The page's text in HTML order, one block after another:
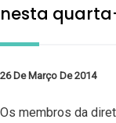
nesta
26 De Março De 2014
Os membros da